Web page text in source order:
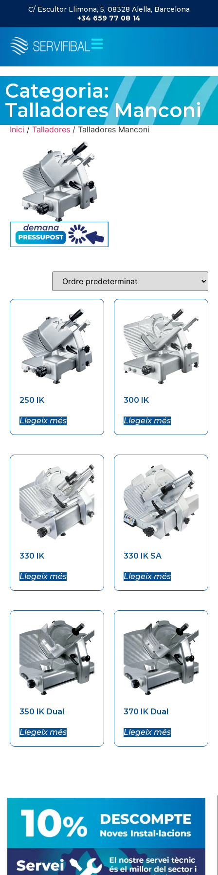
C/ Escultor Llimona, 5, 08328 Alella, Barcelona
+34 659 77 08 14
Categoria:
Talladores Manconi
Inici / Talladores / Talladores Manconi
250 IK
Llegeix més
300 IK
Llegeix més
330 IK
Llegeix més
330 IK SA
Llegeix més
350 IK Dual
Llegeix més
370 IK Dual
Llegeix més